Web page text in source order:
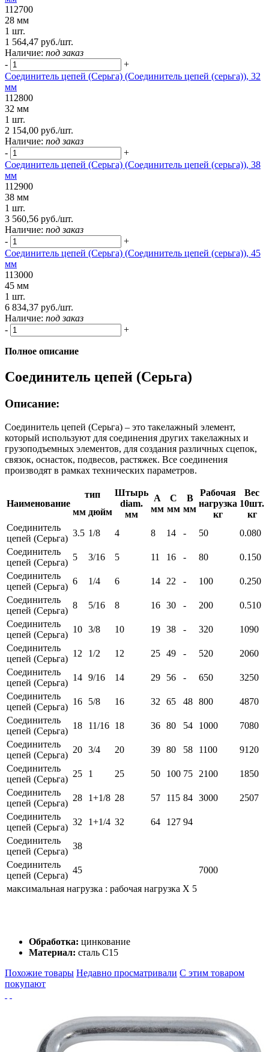
112700
28 мм
1 шт.
1 564,47 руб./шт.
Наличие: под заказ
-
+
Соединитель цепей (Серьга) (Соединитель цепей (серьга)), 32
мм
112800
32 мм
1 шт.
2 154,00 руб./шт.
Наличие: под заказ
-
+
Соединитель цепей (Серьга) (Соединитель цепей (серьга)), 38
мм
112900
38 мм
1 шт.
3 560,56 руб./шт.
Наличие: под заказ
-
+
Соединитель цепей (Серьга) (Соединитель цепей (серьга)), 45
мм
113000
45 мм
1 шт.
6 834,37 руб./шт.
Наличие: под заказ
-
+
Полное описание
Соединитель цепей (Серьга)
Описание:
Соединитель цепей (Серьга) – это такелажный элемент,
который используют для соединения других такелажных и
грузоподъемных элементов, для создания различных сцепок,
связок, оснасток, подвесов, растяжек. Все соединения
производят в рамках технических параметров.
Наименование
тип
Штырь
diam.
мм
A
мм
C
мм
B
мм
Рабочая
нагрузка
кг
Вес
10шт.
кг
мм дюйм
Соединитель
цепей (Серьга)
3.5 1/8 4 8 14 - 50
0.080
Соединитель
цепей (Серьга)
5 3/16 5 11 16 - 80
0.150
Соединитель
цепей (Серьга)
6 1/4 6 14 22 - 100
0.250
Соединитель
цепей (Серьга)
8 5/16 8 16 30 - 200
0.510
Соединитель
цепей (Серьга)
10 3/8 10 19 38 - 320
1090
Соединитель
цепей (Серьга)
12 1/2 12 25 49 - 520
2060
Соединитель
цепей (Серьга)
14 9/16 14 29 56 - 650
3250
Соединитель
цепей (Серьга)
16 5/8 16 32 65 48 800
4870
Соединитель
цепей (Серьга)
18 11/16 18 36 80 54 1000
7080
Соединитель
цепей (Серьга)
20 3/4 20 39 80 58 1100
9120
Соединитель
цепей (Серьга)
25 1 25 50 100 75 2100
1850
Соединитель
цепей (Серьга)
28 1+1/8 28 57 115 84 3000
2507
Соединитель
цепей (Серьга)
32 1+1/4 32 64 127 94
Соединитель
цепей (Серьга)
38
Соединитель
цепей (Серьга)
45
7000
максимальная нагрузка : рабочая нагрузка Х 5
Обработка: цинкование
Материал: сталь C15
Похожие товары Недавно просматривали С этим товаром
покупают